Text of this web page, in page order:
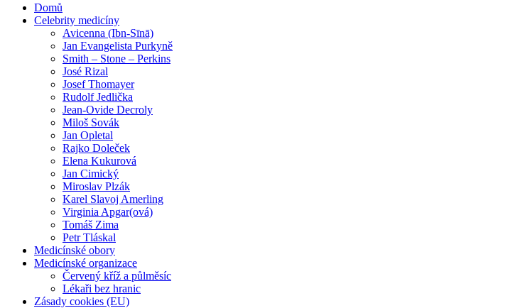
Domů
Celebrity medicíny
Avicenna (Ibn-Sīnā)
Jan Evangelista Purkyně
Smith – Stone – Perkins
José Rizal
Josef Thomayer
Rudolf Jedlička
Jean-Ovide Decroly
Miloš Sovák
Jan Opletal
Rajko Doleček
Elena Kukurová
Jan Cimický
Miroslav Plzák
Karel Slavoj Amerling
Virginia Apgar(ová)
Tomáš Zima
Petr Tláskal
Medicínské obory
Medicínské organizace
Červený kříž a půlměsíc
Lékaři bez hranic
Zásady cookies (EU)